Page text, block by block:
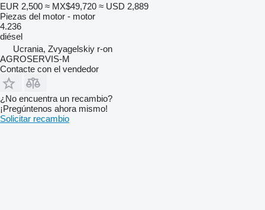
EUR 2,500 ≈ MX$49,720 ≈ USD 2,889
Piezas del motor - motor
4.236
diésel
Ucrania, Zvyagelskiy r-on
AGROSERVIS-M
Contacte con el vendedor
¿No encuentra un recambio?
¡Pregúntenos ahora mismo!
Solicitar recambio